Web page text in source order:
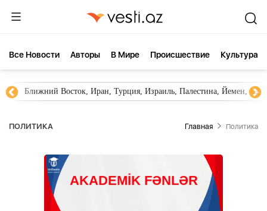
Все Новости Aвторы В Мире Происшествие Культура
Ближний Восток, Иран, Турция, Израиль, Палестина, Йемен,
ПОЛИТИКА Главная Политика